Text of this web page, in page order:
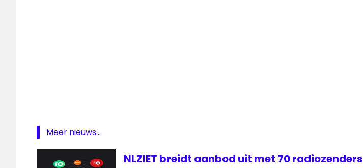
Jazz
Meer nieuws...
NLZIET breidt aanbod uit met 70 radiozenders